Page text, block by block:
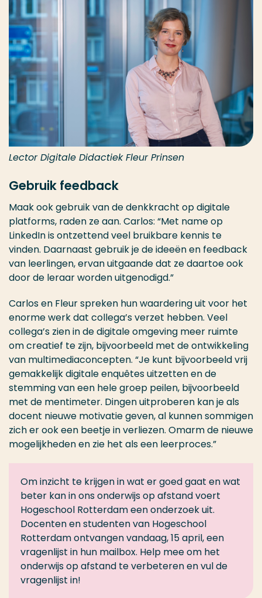
Lector Digitale Didactiek Fleur Prinsen
Gebruik feedback
Maak ook gebruik van de denkkracht op digitale
platforms, raden ze aan. Carlos: “Met name op
LinkedIn is ontzettend veel bruikbare kennis te
vinden. Daarnaast gebruik je de ideeën en feedback
van leerlingen, ervan uitgaande dat ze daartoe ook
door de leraar worden uitgenodigd.”
Carlos en Fleur spreken hun waardering uit voor het
enorme werk dat collega’s verzet hebben. Veel
collega’s zien in de digitale omgeving meer ruimte
om creatief te zijn, bijvoorbeeld met de ontwikkeling
van multimediaconcepten. “Je kunt bijvoorbeeld vrij
gemakkelijk digitale enquêtes uitzetten en de
stemming van een hele groep peilen, bijvoorbeeld
met de mentimeter. Dingen uitproberen kan je als
docent nieuwe motivatie geven, al kunnen sommigen
zich er ook een beetje in verliezen. Omarm de nieuwe
mogelijkheden en zie het als een leerproces.”
Om inzicht te krijgen in wat er goed gaat en wat
beter kan in ons onderwijs op afstand voert
Hogeschool Rotterdam een onderzoek uit.
Docenten en studenten van Hogeschool
Rotterdam ontvangen vandaag, 15 april, een
vragenlijst in hun mailbox. Help mee om het
onderwijs op afstand te verbeteren en vul de
vragenlijst in!